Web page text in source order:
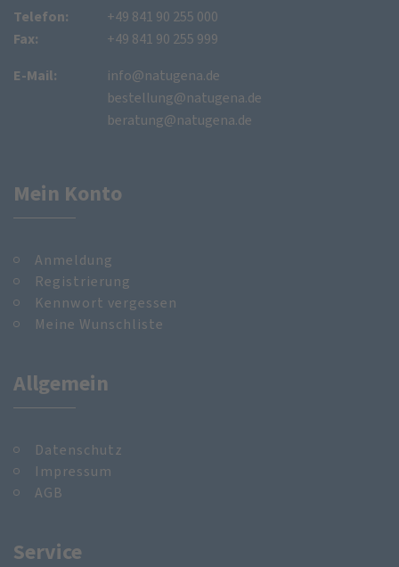
Telefon:
Fax:
+49 841 90 255 000
+49 841 90 255 999
E-Mail:
info@natugena.de
bestellung@natugena.de
beratung@natugena.de
Mein Konto
Anmeldung
Registrierung
Kennwort vergessen
Meine Wunschliste
Allgemein
Datenschutz
Impressum
AGB
Service